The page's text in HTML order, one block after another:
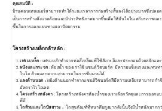
คุณสมบัติ :
บ้านคอนเทนเนอร์สามารถทำให้ระยะเวลาการก่อสร้างสั้นลงได้อย่างมากซึ่งปล
เป็นการสร้างสิ่งแวดล้อมและมีประสิทธิภาพมากขึ้นเพื่อให้มั่นใจในเสถียรภาพแ
ขึ้นในการออกแบบทางสถาปัตยกรรม
โครงสร้างเหล็กกล้าหลัก :
เฟรมเหล็ก : เฟรมหลักทำจากท่อสี่เหลี่ยมที่ใช้สังกะสีและประกอบด้วยสลักแล
ผนังและกระจก : ห้องน้ำของเราใช้ แซนด์วิชบอร์ด มีความแข็งแรงและทนท
ในโถ ส้วมและความสามารถในการซึมผ่านได้
แผงด้านนอก :ผนังด้านนอกทำจากแซนด์วิชบอร์ดสีมีความเสถียรสามารถกำ
อัลตราไวโอเลต
โครงสร้างหลังคา : โครงสร้างหลังคาห้องน้ำของเราเลือกวัสดุและการออก
ที่ดี
โถส้วมและโถปัสสาวะ : โถสุขภัณฑ์ที่หนาทึบสูงมากดังนั้นจึงมีน้ำหนักมากก